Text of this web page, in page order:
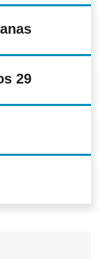
29